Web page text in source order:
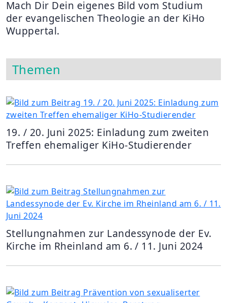
Mach Dir Dein eigenes Bild vom Studium
der evangelischen Theologie an der KiHo
Wuppertal.
Themen
19. / 20. Juni 2025: Einladung zum zweiten
Treffen ehemaliger KiHo-Studierender
Stellungnahmen zur Landessynode der Ev.
Kirche im Rheinland am 6. / 11. Juni 2024